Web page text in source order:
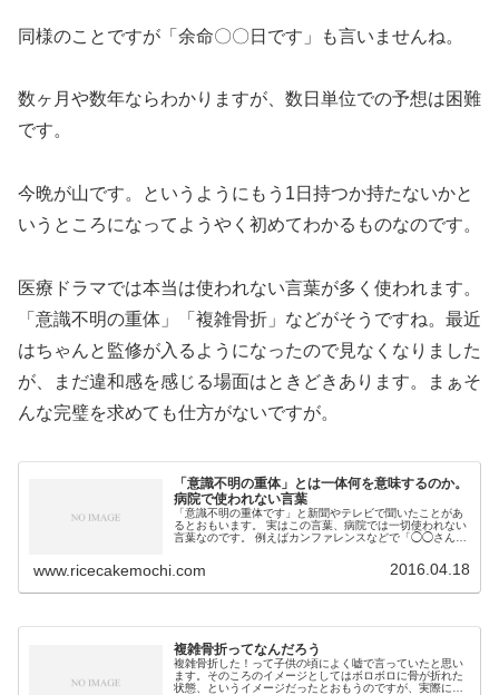
同様のことですが「余命〇〇日です」も言いませんね。
数ヶ月や数年ならわかりますが、数日単位での予想は困難
です。
今晩が山です。というようにもう1日持つか持たないかと
いうところになってようやく初めてわかるものなのです。
医療ドラマでは本当は使われない言葉が多く使われます。
「意識不明の重体」「複雑骨折」などがそうですね。最近
はちゃんと監修が入るようになったので見なくなりました
が、まだ違和感を感じる場面はときどきあります。まぁそ
んな完璧を求めても仕方がないですが。
「意識不明の重体」とは一体何を意味するのか。
病院で使われない言葉
「意識不明の重体です」と新聞やテレビで聞いたことがあ
るとおもいます。 実はこの言葉、病院では一切使われない
言葉なのです。 例えばカンファレンスなどで「◯◯さん６
www.ricecakemochi.com 2016.04.18
複雑骨折ってなんだろう
複雑骨折した！って子供の頃によく嘘で言っていたと思い
ます。そのころのイメージとしてはボロボロに骨が折れた
状態、というイメージだったとおもうのですが、実際に医